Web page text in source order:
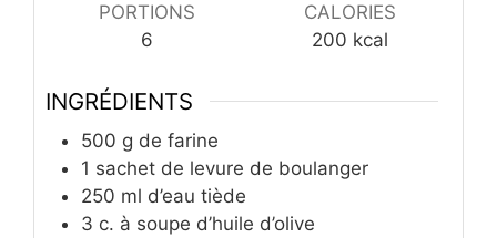
PORTIONS
6
CALORIES
200 kcal
INGRÉDIENTS
500 g de farine
1 sachet de levure de boulanger
250 ml d’eau tiède
3 c. à soupe d’huile d’olive